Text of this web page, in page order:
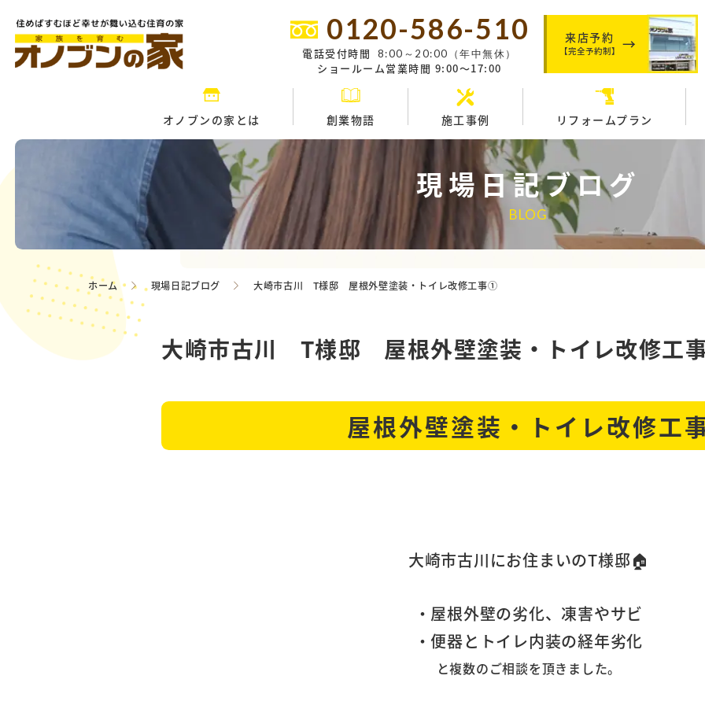
0120-586-510
電話受付時間 8:00～20:00（年中無休）
ショールーム営業時間 9:00～17:00
来店予約
【完全予約制】
オノブンの家とは 創業物語 施工事例 リフォームプラン
現場日記ブログ
BLOG
ホーム 現場日記ブログ 大崎市古川 T様邸 屋根外壁塗装・トイレ改修工事①
大崎市古川 T様邸 屋根外壁塗装・トイレ改修工
屋根外壁塗装・トイレ改修工
大崎市古川にお住まいのT様邸🏠
・屋根外壁の劣化、凍害やサビ
・便器とトイレ内装の経年劣化
と複数のご相談を頂きました。